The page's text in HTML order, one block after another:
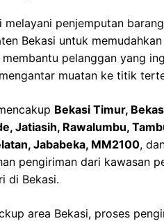
melayani penjemputan
Bekasi untuk
pelanggan yang
muatan ke titik
Bekasi Timur,
Jatiasih, Rawalumbu,
Jababeka, MM2100,
pengiriman dari kawasan
di Bekasi.
area Bekasi, proses